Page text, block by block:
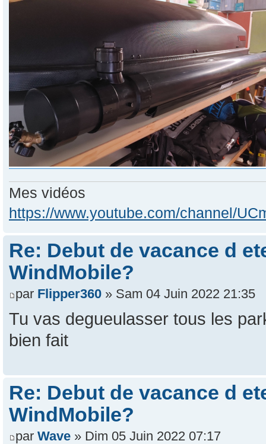
Mes vidéos
https://www.youtube.com/channel/
Re: Debut de vacance d
WindMobile?
par Flipper360 » Sam 04 Juin 2022 21:35
Tu vas degueulasser tous les
bien fait
Re: Debut de vacance d
WindMobile?
par Wave » Dim 05 Juin 2022 07:17